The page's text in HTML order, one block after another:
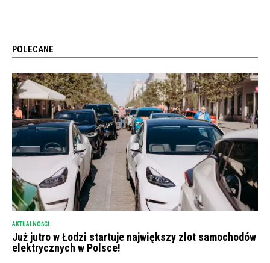
POLECANE
AKTUALNOŚCI
Już jutro w Łodzi startuje największy zlot samochodów
elektrycznych w Polsce!